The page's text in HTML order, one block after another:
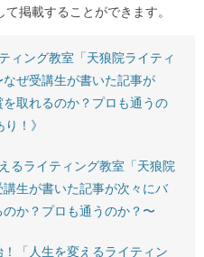
掲載することができます。
ィング教室「天狼院ライティ
ぜ受講生が書いた記事が
取れるのか？プロも通うの
！》
るライティング教室「天狼院
生が書いた記事が次々にバ
か？プロも通うのか？〜
！「人生を変えるライティン